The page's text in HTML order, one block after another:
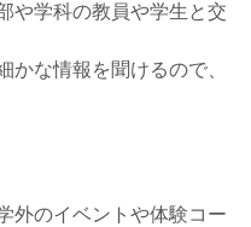
や学科の教員や学生と交
かな情報を聞けるので、
外のイベントや体験コー